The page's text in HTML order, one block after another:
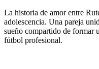
La historia de amor entre
adolescencia. Una pareja
sueño compartido de formar
fútbol profesional.